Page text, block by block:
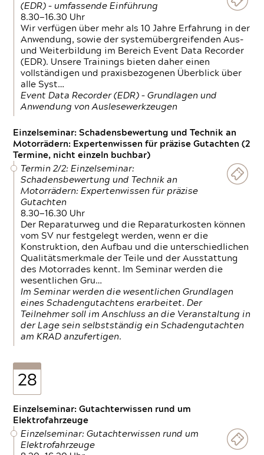
(EDR) – umfassende Einführung
8.30—16.30 Uhr
Wir verfügen über mehr als 10 Jahre Erfahrung in der
Anwendung, sowie der systemübergreifenden Aus-
und Weiterbildung im Bereich Event Data Recorder
(EDR). Unsere Trainings bieten daher einen
vollständigen und praxisbezogenen Überblick über
alle Syst…
Event Data Recorder (EDR) – Grundlagen und
Anwendung von Auslesewerkzeugen
Einzelseminar: Schadensbewertung und Technik an
Motorrädern: Expertenwissen für präzise Gutachten (2
Termine, nicht einzeln buchbar)
Termin 2/2: Einzelseminar:
Schadensbewertung und Technik an
Motorrädern: Expertenwissen für präzise
Gutachten
8.30—16.30 Uhr
Der Reparaturweg und die Reparaturkosten können
vom SV nur festgelegt werden, wenn er die
Konstruktion, den Aufbau und die unterschiedlichen
Qualitätsmerkmale der Teile und der Ausstattung
des Motorrades kennt. Im Seminar werden die
wesentlichen Gru…
Im Seminar werden die wesentlichen Grundlagen
eines Schadengutachtens erarbeitet. Der
Teilnehmer soll im Anschluss an die Veranstaltung in
der Lage sein selbstständig ein Schadengutachten
am KRAD anzufertigen.
28
Einzelseminar: Gutachterwissen rund um
Elektrofahrzeuge
Einzelseminar: Gutachterwissen rund um
Elektrofahrzeuge